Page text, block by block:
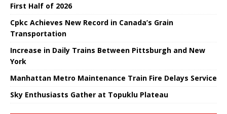
First Half of 2026
Cpkc Achieves New Record in Canada’s Grain
Transportation
Increase in Daily Trains Between Pittsburgh and New
York
Manhattan Metro Maintenance Train Fire Delays Service
Sky Enthusiasts Gather at Topuklu Plateau